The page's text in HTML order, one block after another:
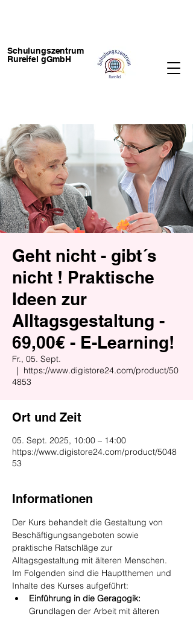
Schulungszentrum
Rureifel gGmbH
Geht nicht - gibt´s
nicht ! Praktische
Ideen zur
Alltagsgestaltung -
69,00€ - E-Learning!
Fr., 05. Sept.
  |
https://www.digistore24.com/product/50
4853
Ort und Zeit
05. Sept. 2025, 10:00 – 14:00
https://www.digistore24.com/product/5048
53
Informationen
Der Kurs behandelt die Gestaltung von
Beschäftigungsangeboten sowie
praktische Ratschläge zur
Alltagsgestaltung mit älteren Menschen.
Im Folgenden sind die Hauptthemen und
Inhalte des Kurses aufgeführt:
Einführung in die Geragogik:
Grundlagen der Arbeit mit älteren